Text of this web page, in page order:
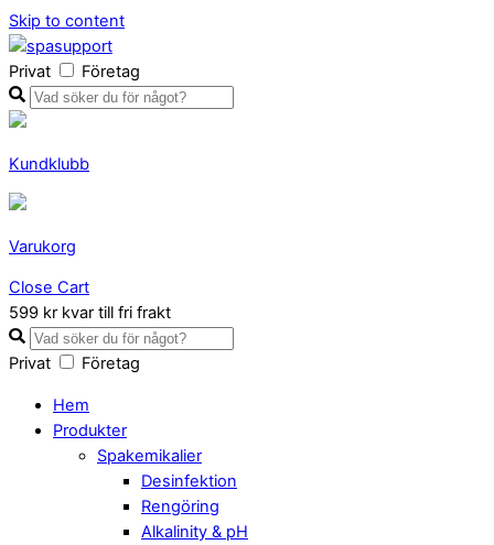
Skip to content
Privat Företag
Kundklubb
Varukorg
Close Cart
599 kr kvar till fri frakt
Privat Företag
Hem
Produkter
Spakemikalier
Desinfektion
Rengöring
Alkalinity & pH